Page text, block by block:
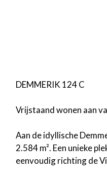
DEMMERIK 124 C
Vrijstaand wonen aan
Aan de idyllische
2.584 m². Een unieke
eenvoudig richting de